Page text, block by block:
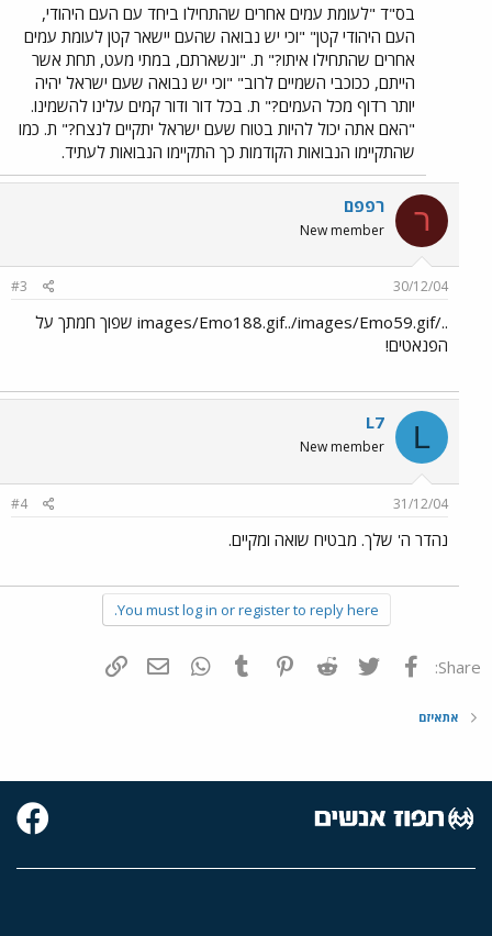
בס"ד "לעומת עמים אחרים שהתחילו ביחד עם העם היהודי,
העם היהודי קטן" "וכי יש נבואה שהעם יישאר קטן לעומת עמים
אחרים שהתחילו איתו?" ת. "ונשארתם, במתי מעט, תחת אשר
הייתם, ככוכבי השמיים לרוב" "וכי יש נבואה שעם ישראל יהיה
יותר רדוף מכל העמים?" ת. בכל דור ודור קמים עלינו להשמינו.
"האם אתה יכול להיות בטוח שעם ישראל יתקיים לנצח?" ת. כמו
שהתקיימו הנבואות הקודמות כך התקיימו הנבואות לעתיד.
ר רפפם
New member
30/12/04
#3
../images/Emo188.gif../images/Emo59.gif שפוך חמתך על
הפנאטים!
L
L7
New member
31/12/04
#4
נהדר ה' שלך. מבטיח שואה ומקיים.
You must log in or register to reply here.
Share: פייסבוק Twitter
Reddit
Pinterest
Tumblr
WhatsAppדואר אלקטרוני
אתאיזם